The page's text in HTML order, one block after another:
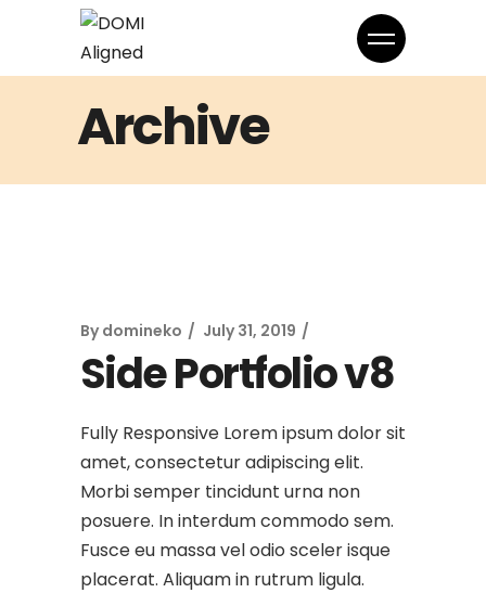
Archive
By domineko July 31, 2019
Side Portfolio v8
Fully Responsive Lorem ipsum dolor sit
amet, consectetur adipiscing elit.
Morbi semper tincidunt urna non
posuere. In interdum commodo sem.
Fusce eu massa vel odio sceler isque
placerat. Aliquam in rutrum ligula.